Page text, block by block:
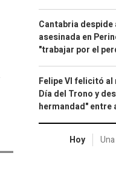
Cantabria despide
asesinada en
"trabajar por el
Felipe VI felicitó al
Día del Trono y
hermandad" entre
Hoy